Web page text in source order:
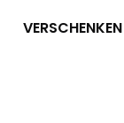
VERSCHENKEN